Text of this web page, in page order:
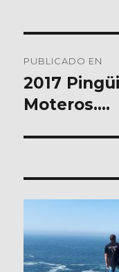
de
entradas
PUBLICADO EN
2017
Moteros….